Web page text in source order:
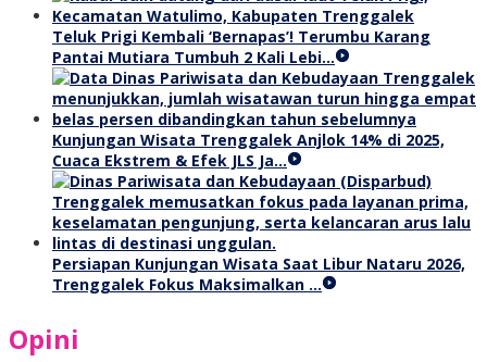
Teluk Prigi Kembali ‘Bernapas’! Terumbu Karang
Pantai Mutiara Tumbuh 2 Kali Lebi…
Kunjungan Wisata Trenggalek Anjlok 14% di 2025,
Cuaca Ekstrem & Efek JLS Ja…
Persiapan Kunjungan Wisata Saat Libur Nataru 2026,
Trenggalek Fokus Maksimalkan …
Opini